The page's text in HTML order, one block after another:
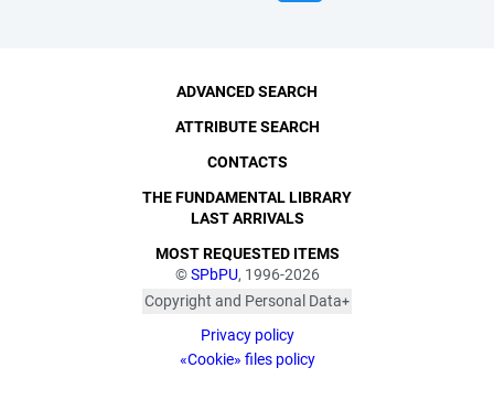
©SPbPU, 1996-2026
Copyright and Personal Data
published with the
consent of the individuals
Privacy policy
«Cookie» files policy
ADVANCED SEARCH
ATTRIBUTE SEARCH
CONTACTS
THE FUNDAMENTAL LIBRARY
LAST ARRIVALS
MOST REQUESTED ITEMS